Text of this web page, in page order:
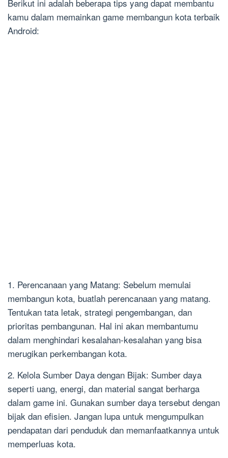
Berikut ini adalah beberapa tips yang dapat membantu
kamu dalam memainkan game membangun kota terbaik
Android:
1. Perencanaan yang Matang: Sebelum memulai
membangun kota, buatlah perencanaan yang matang.
Tentukan tata letak, strategi pengembangan, dan
prioritas pembangunan. Hal ini akan membantumu
dalam menghindari kesalahan-kesalahan yang bisa
merugikan perkembangan kota.
2. Kelola Sumber Daya dengan Bijak: Sumber daya
seperti uang, energi, dan material sangat berharga
dalam game ini. Gunakan sumber daya tersebut dengan
bijak dan efisien. Jangan lupa untuk mengumpulkan
pendapatan dari penduduk dan memanfaatkannya untuk
memperluas kota.